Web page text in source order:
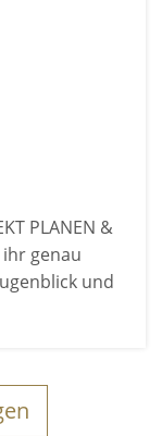
PLANEN &
ihr genau
und